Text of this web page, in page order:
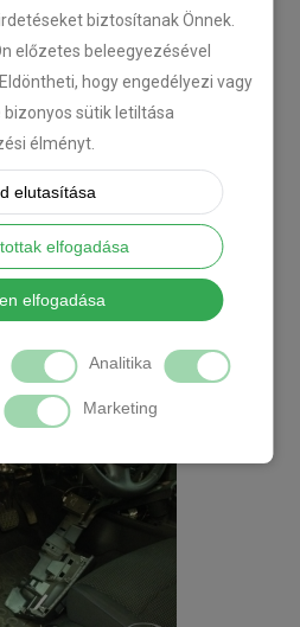
biztosítanak Önnek.
előzetes beleegyezésével
hogy engedélyezi vagy
sütik letiltása
élményt.
elutasítása
elfogadása
elfogadása
Analitika
Marketing